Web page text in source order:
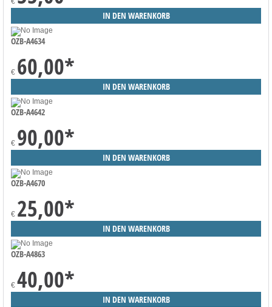
OZB-A4634
€ 60,00*
OZB-A4642
€ 90,00*
OZB-A4670
€ 25,00*
OZB-A4863
€ 40,00*